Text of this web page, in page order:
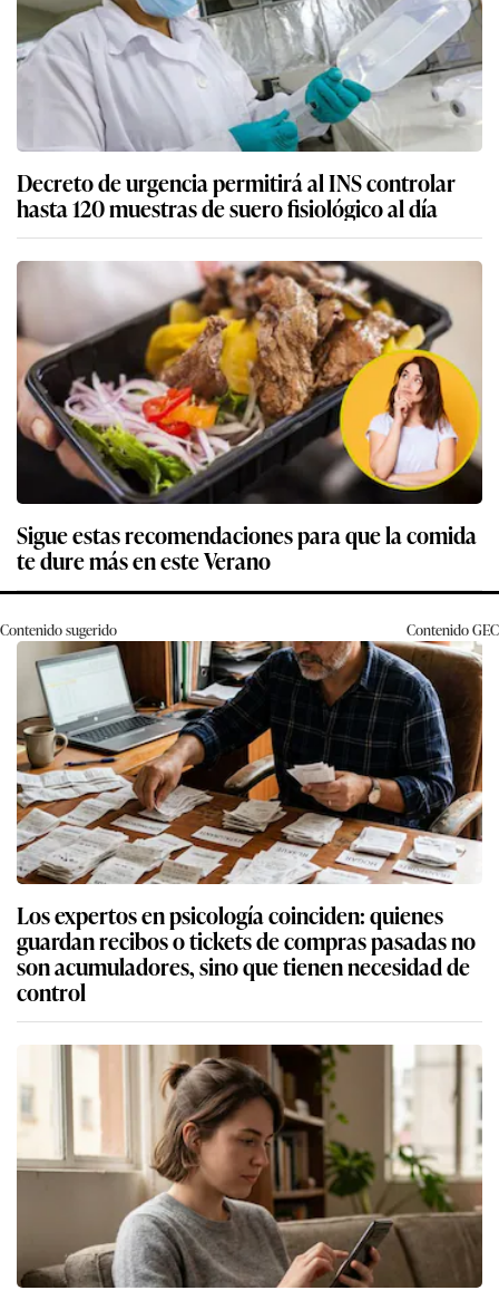
Decreto de urgencia permitirá al INS controlar
hasta 120 muestras de suero fisiológico al día
Sigue estas recomendaciones para que la comida
te dure más en este Verano
Contenido sugerido ContenidoGEC
Los expertos en psicología coinciden: quienes
guardan recibos o tickets de compras pasadas no
son acumuladores, sino que tienen necesidad de
control